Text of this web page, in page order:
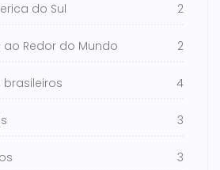
do Sul 2
Redor do Mundo 2
4
3
3